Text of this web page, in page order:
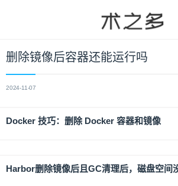
删除镜像后容器还能运行吗
2024-11-07
Docker 技巧：删除 Docker 容器和镜像
Harbor删除镜像后且GC清理后，磁盘空间